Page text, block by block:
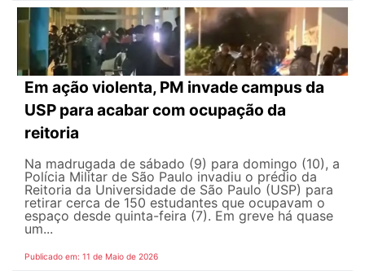
Em ação violenta, PM invade campus da
USP para acabar com ocupação da
reitoria
Na madrugada de sábado (9) para domingo (10), a
Polícia Militar de São Paulo invadiu o prédio da
Reitoria da Universidade de São Paulo (USP) para
retirar cerca de 150 estudantes que ocupavam o
espaço desde quinta-feira (7). Em greve há quase
um...
Publicado em: 11 de Maio de 2026